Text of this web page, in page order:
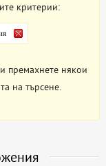
критерии:
премахнете някои
на търсене.